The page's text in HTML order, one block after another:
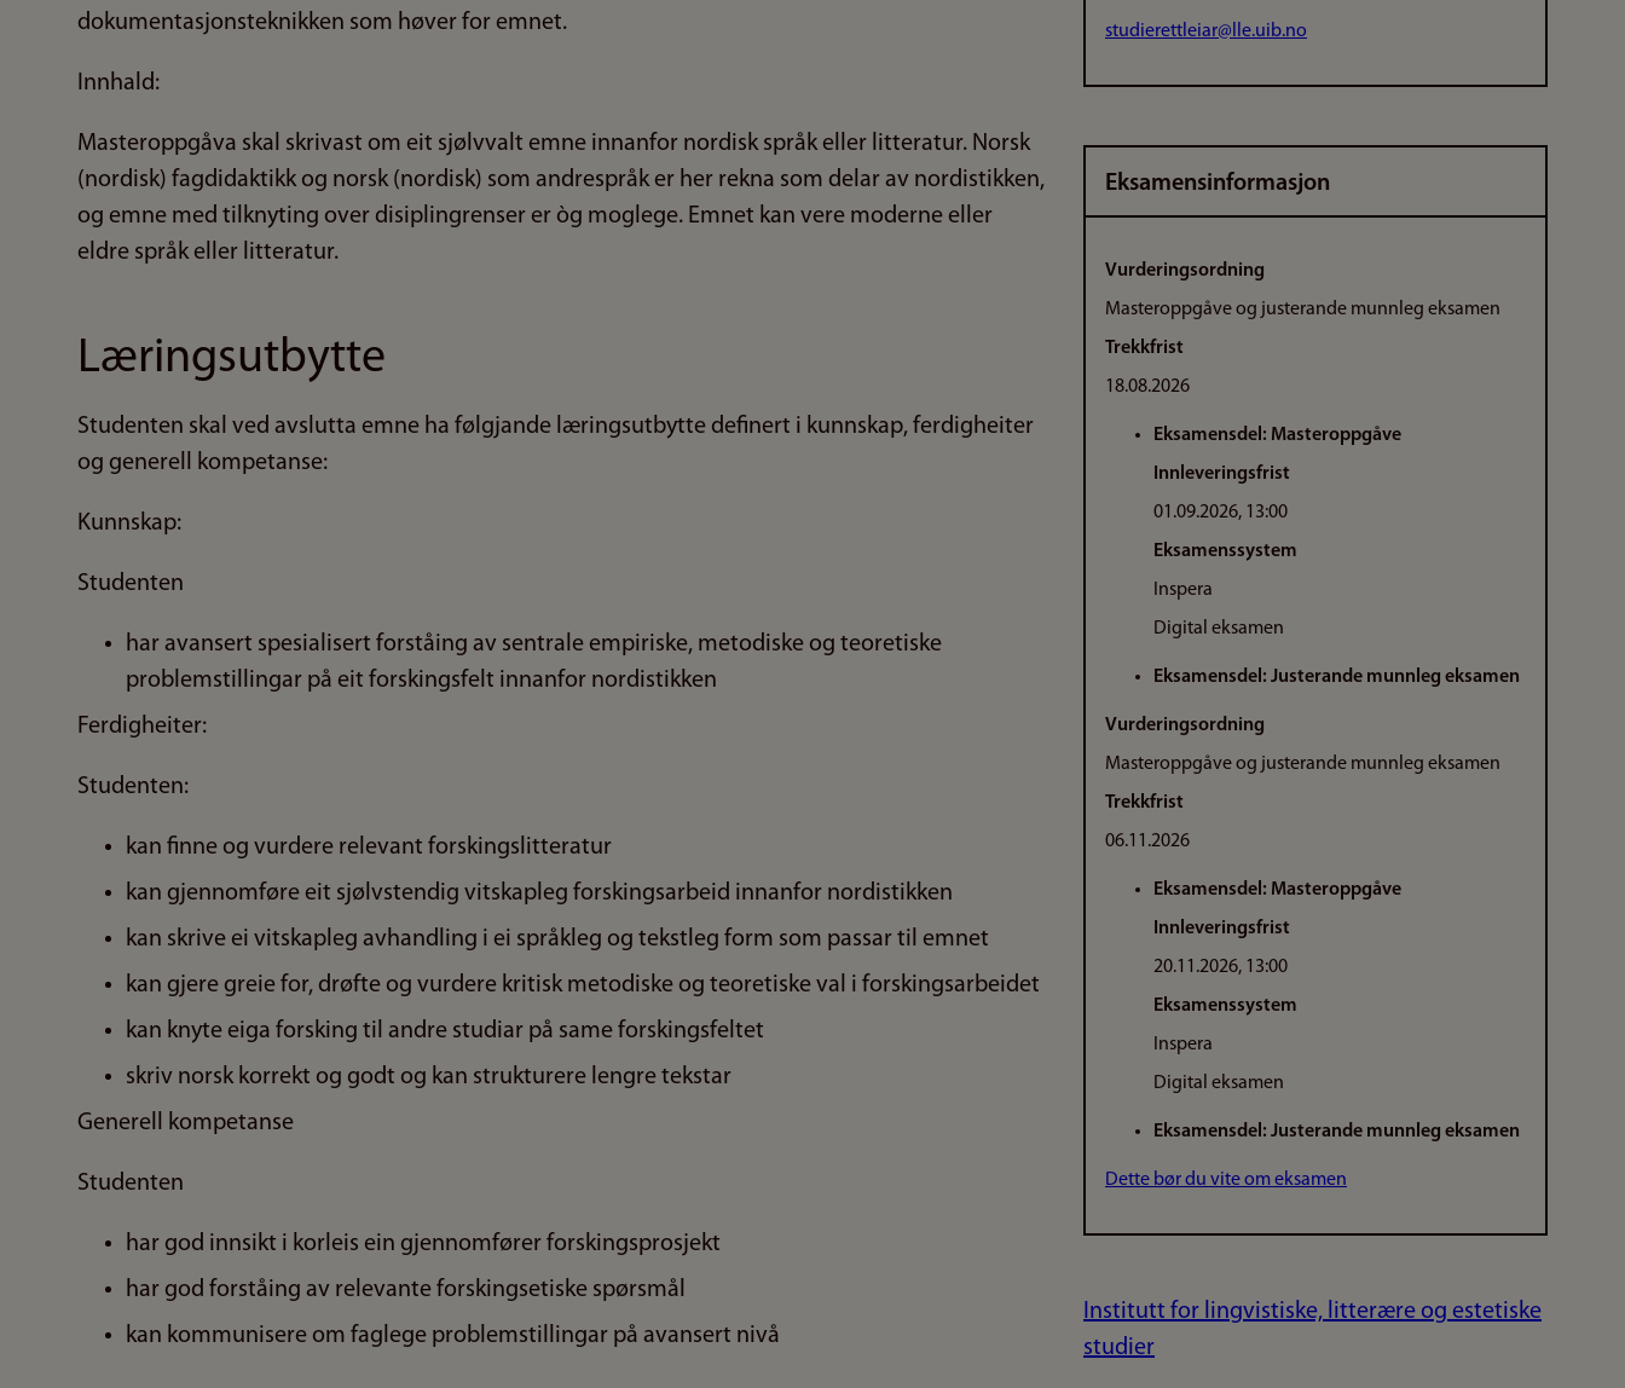
dokumentasjonsteknikken som høver for emnet.
Innhald:
Masteroppgåva skal skrivast om eit sjølvvalt emne innanfor nordisk språk eller litteratur. Norsk
(nordisk) fagdidaktikk og norsk (nordisk) som andrespråk er her rekna som delar av nordistikken,
og emne med tilknyting over disiplingrenser er òg moglege. Emnet kan vere moderne eller
eldre språk eller litteratur.
Læringsutbytte
Studenten skal ved avslutta emne ha følgjande læringsutbytte definert i kunnskap, ferdigheiter
og generell kompetanse:
Kunnskap:
Studenten
har avansert spesialisert forståing av sentrale empiriske, metodiske og teoretiske
problemstillingar på eit forskingsfelt innanfor nordistikken
Ferdigheiter:
Studenten:
kan finne og vurdere relevant forskingslitteratur
kan gjennomføre eit sjølvstendig vitskapleg forskingsarbeid innanfor nordistikken
kan skrive ei vitskapleg avhandling i ei språkleg og tekstleg form som passar til emnet
kan gjere greie for, drøfte og vurdere kritisk metodiske og teoretiske val i forskingsarbeidet
kan knyte eiga forsking til andre studiar på same forskingsfeltet
skriv norsk korrekt og godt og kan strukturere lengre tekstar
Generell kompetanse
Studenten
har god innsikt i korleis ein gjennomfører forskingsprosjekt
har god forståing av relevante forskingsetiske spørsmål
kan kommunisere om faglege problemstillingar på avansert nivå
studierettleiar@lle.uib.no
Eksamensinformasjon
Vurderingsordning
Masteroppgåve og justerande munnleg eksamen
Trekkfrist
18.08.2026
Eksamensdel: Masteroppgåve
Innleveringsfrist
01.09.2026, 13:00
Eksamenssystem
Inspera
Digital eksamen
Eksamensdel: Justerande munnleg eksamen
Vurderingsordning
Masteroppgåve og justerande munnleg eksamen
Trekkfrist
06.11.2026
Eksamensdel: Masteroppgåve
Innleveringsfrist
20.11.2026, 13:00
Eksamenssystem
Inspera
Digital eksamen
Eksamensdel: Justerande munnleg eksamen
Dette bør du vite om eksamen
Institutt for lingvistiske, litterære og estetiske
studier